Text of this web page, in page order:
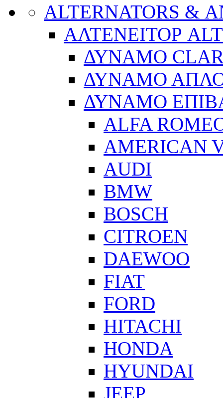
ALTERNATORS &
ΑΛΤΕΝΕΙΤΟΡ
ΔΥΝΑΜΟ
ΔΥΝΑΜΟ
ΔΥΝΑΜΟ
ALFA
AMERICAN
AUDI
BMW
BOSCH
CITROEN
DAEWOO
FIAT
FORD
HITACHI
HONDA
HYUNDAI
JEEP